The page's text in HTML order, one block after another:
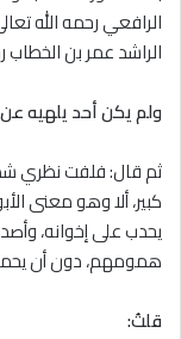
الرافعي رحمه الله
الراشد عمر بن
ولم يكن أحد يلهيه
ثم قال: فلفت نظري
كبير، ألا وهو معنى
يحدب على إخوانه،
همومهم، دون أن
قلتُ: